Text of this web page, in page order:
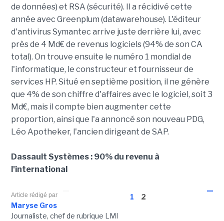
de données) et RSA (sécurité). Il a récidivé cette
année avec Greenplum (datawarehouse). L'éditeur
d'antivirus Symantec arrive juste derrière lui, avec
près de 4 Md€ de revenus logiciels (94% de son CA
total). On trouve ensuite le numéro 1 mondial de
l'informatique, le constructeur et fournisseur de
services HP. Situé en septième position, il ne génère
que 4% de son chiffre d'affaires avec le logiciel, soit 3
Md€, mais il compte bien augmenter cette
proportion, ainsi que l'a annoncé son nouveau PDG,
Léo Apotheker, l'ancien dirigeant de SAP.
Dassault Systèmes : 90% du revenu à
l'international
1 2
Article rédigé par
Maryse Gros
Journaliste, chef de rubrique LMI